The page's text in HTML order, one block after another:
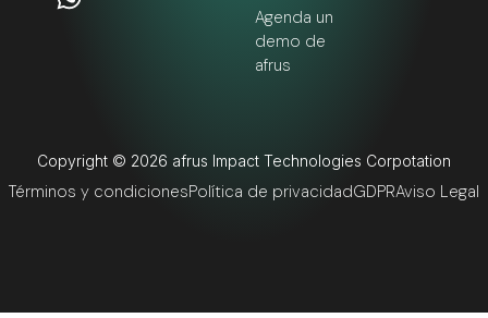
Agenda un
demo de
afrus
Copyright © 2026 afrus Impact Technologies Corpotation
Términos y condicionesPolítica de privacidadGDPRAviso Legal